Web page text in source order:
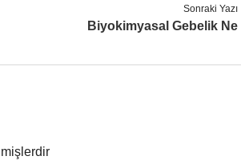
Sonraki Yazı
Biyokimyasal Gebelik Ne